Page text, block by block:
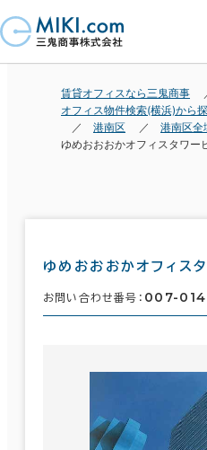
賃貸オフィスなら三鬼商事
オフィス物件検索(横浜)から
港南区
港南区全
ゆめおおおかオフィスタワー
ゆめおおおかオフィス
お問い合わせ番号： 007-